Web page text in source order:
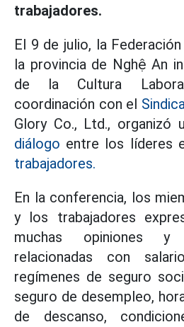
trabajadores.
El 9 de julio, la
la provincia de Nghệ An
de la Cultura
coordinación con el
Glory Co., Ltd., organizó
diálogo entre los líderes
trabajadores.
En la conferencia, los
y los trabajadores
muchas opiniones y
relacionadas con
regímenes de seguro
seguro de desempleo,
de descanso,